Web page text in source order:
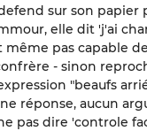
sur son papier
elle dit 'j'ai
même pas capable
- sinon
"beaufs
réponse, aucun
pas dire 'controle